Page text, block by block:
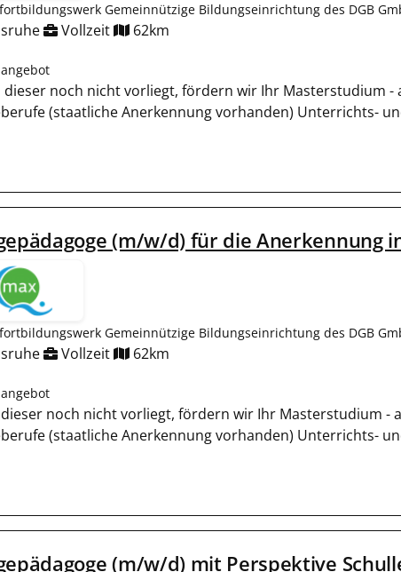
Gemeinnützige Bildungseinrichtung des DGB
Vollzeit 62km
dieser noch nicht vorliegt, fördern wir Ihr Masterstudium
(staatliche Anerkennung vorhanden) Unterrichts-
(m/w/d) für die Anerkennung
Gemeinnützige Bildungseinrichtung des DGB
Vollzeit 62km
dieser noch nicht vorliegt, fördern wir Ihr Masterstudium -
(staatliche Anerkennung vorhanden) Unterrichts-
(m/w/d) mit Perspektive